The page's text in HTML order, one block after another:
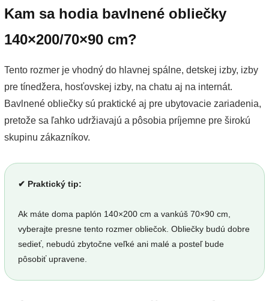
Kam sa hodia bavlnené obliečky
140×200/70×90 cm?
Tento rozmer je vhodný do hlavnej spálne, detskej izby, izby
pre tínedžera, hosťovskej izby, na chatu aj na internát.
Bavlnené obliečky sú praktické aj pre ubytovacie zariadenia,
pretože sa ľahko udržiavajú a pôsobia príjemne pre širokú
skupinu zákazníkov.
✔ Praktický tip:
Ak máte doma paplón 140×200 cm a vankúš 70×90 cm,
vyberajte presne tento rozmer obliečok. Obliečky budú dobre
sedieť, nebudú zbytočne veľké ani malé a posteľ bude
pôsobiť upravene.